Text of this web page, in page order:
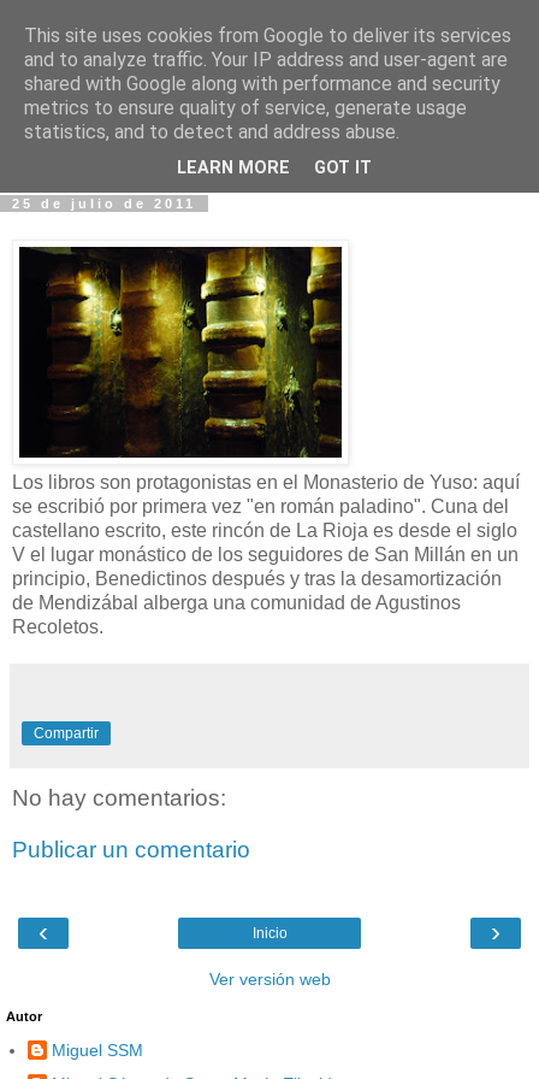
Fotos y Cosas
Miguel Sáenz de Santa María Elizalde
"Un blog es como un diario, pero sin candado".
25 de julio de 2011
Los libros son protagonistas en el Monasterio de Yuso: aquí
se escribió por primera vez "en román paladino". Cuna del
castellano escrito, este rincón de La Rioja es desde el siglo
V el lugar monástico de los seguidores de San Millán en un
principio, Benedictinos después y tras la desamortización
de Mendizábal alberga una comunidad de Agustinos
Recoletos.
Compartir
No hay comentarios:
Publicar un comentario
‹ ›
Inicio
Ver versión web
Autor
Miguel SSM
This site uses cookies from Google to deliver its services
and to analyze traffic. Your IP address and user-agent are
shared with Google along with performance and security
metrics to ensure quality of service, generate usage
statistics, and to detect and address abuse.
LEARN MORE GOT IT